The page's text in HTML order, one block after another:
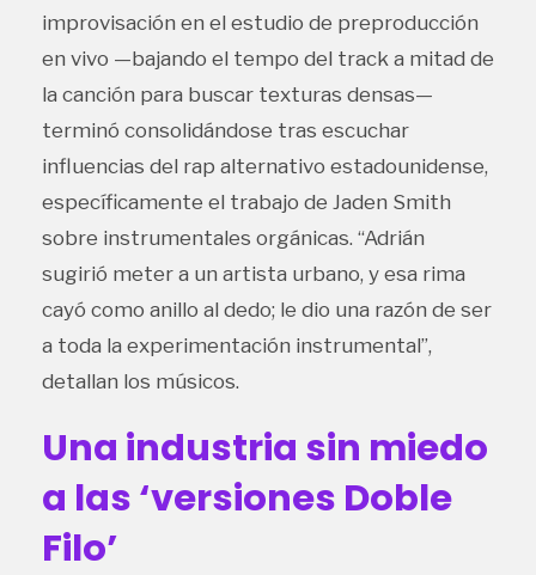
improvisación en el estudio de preproducción
en vivo —bajando el tempo del track a mitad de
la canción para buscar texturas densas—
terminó consolidándose tras escuchar
influencias del rap alternativo estadounidense,
específicamente el trabajo de Jaden Smith
sobre instrumentales orgánicas. “Adrián
sugirió meter a un artista urbano, y esa rima
cayó como anillo al dedo; le dio una razón de ser
a toda la experimentación instrumental”,
detallan los músicos.
Una industria sin miedo
a las ‘versiones Doble
Filo’